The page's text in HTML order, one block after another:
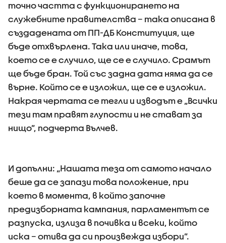
точно частта с функционирането на
служебните правителства – така описана в
създадената от ПП-ДБ Конституция, ще
бъде отхвърлена. Така или иначе, това,
което се е случило, ще се е случило. Срамът
ще бъде бран. Той със задна дата няма да се
върне. Който се е изложил, ще се е изложил.
Накрая чертата се тегли и изводът е „Всички
тези там правят глупости и не стават за
нищо”, подчерта Вълчев.
И допълни: „Нашата теза от самото начало
беше да се запази това положение, при
което в момента, в който започне
предизборната кампания, парламентът се
разпуска, излиза в почивка и всеки, който
иска – отива да си произвежда избори”.